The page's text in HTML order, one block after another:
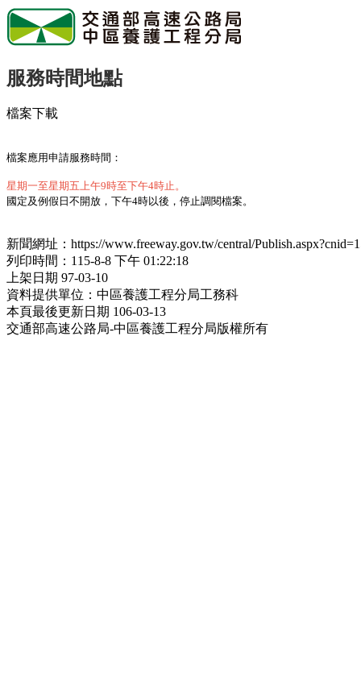
服務時間地點
檔案下載
檔案應用申請服務時間：
星期一至星期五上午9時至下午4時止。
國定及例假日不開放，下午4時以後，停止調閱檔案。
新聞網址：https://www.freeway.gov.tw/central/
列印時間：115-8-8 下午 01:22:18
上架日期 97-03-10
資料提供單位：中區養護工程分局工務科
本頁最後更新日期 106-03-13
交通部高速公路局-中區養護工程分局版權所有